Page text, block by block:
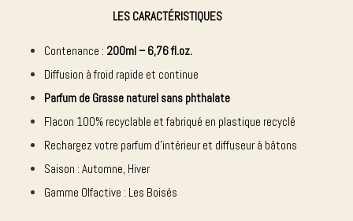
LES CARACTÉRISTIQUES
Contenance : 200ml – 6,76 fl.oz.
Diffusion à froid rapide et continue
Parfum de Grasse naturel sans phthalate
Flacon 100% recyclable et fabriqué en plastique recyclé
Rechargez votre parfum d’intérieur et diffuseur à bâtons
Saison : Automne, Hiver
Gamme Olfactive : Les Boisés